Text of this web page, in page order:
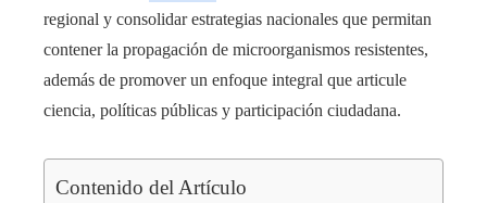
regional y consolidar estrategias nacionales que permitan
contener la propagación de microorganismos resistentes,
además de promover un enfoque integral que articule
ciencia, políticas públicas y participación ciudadana.
Contenido del Artículo